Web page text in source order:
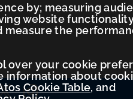
by; measuring
website
the
over your cookie
information about
Cookie Table, and